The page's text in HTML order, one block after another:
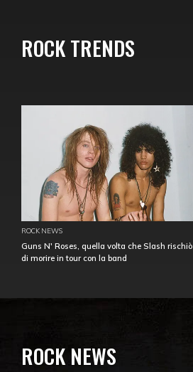
ROCK TRENDS
ROCK NEWS
Guns N' Roses, quella volta che Slash rischiò
di morire in tour con la band
ROCK NEWS